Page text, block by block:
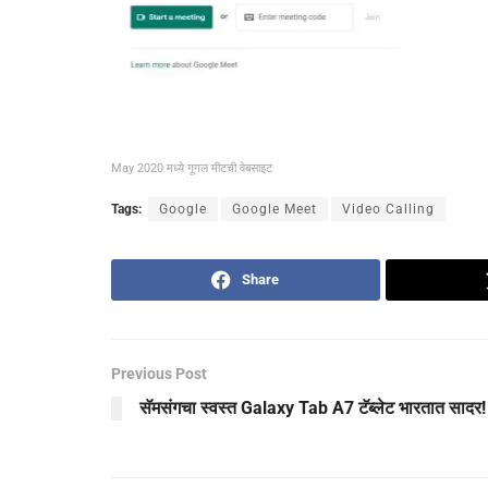
May 2020 मध्ये गूगल मीटची वेबसाइट
Tags: Google Google Meet Video Calling
Share
Previous Post
सॅमसंगचा स्वस्त Galaxy Tab A7 टॅब्लेट भारतात सादर!